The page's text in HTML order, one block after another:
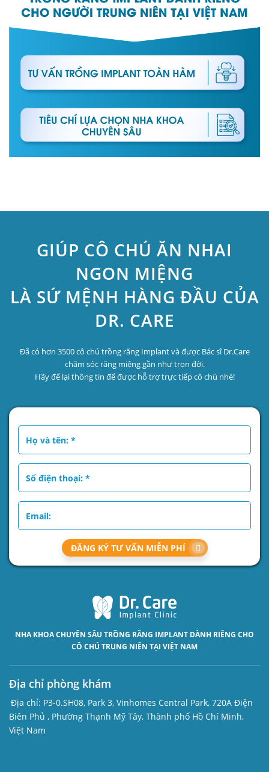
GIÚP CÔ CHÚ ĂN NHAI
NGON MIỆNG
LÀ SỨ MỆNH HÀNG ĐẦU CỦA
DR. CARE
Đã có hơn 3500 cô chú trồng răng Implant và được Bác sĩ Dr.Care
chăm sóc răng miệng gần như trọn đời.
Hãy để lại thông tin để được hỗ trợ trực tiếp cô chú nhé!
ĐĂNG KÝ TƯ VẤN MIỄN PHÍ
NHA KHOA CHUYÊN SÂU TRỒNG RĂNG IMPLANT DÀNH RIÊNG CHO
CÔ CHÚ TRUNG NIÊN TẠI VIỆT NAM
Địa chỉ phòng khám
Địa chỉ: P3-0.SH08, Park 3, Vinhomes Central Park, 720A Điện
Biên Phủ , Phường Thạnh Mỹ Tây, Thành phố Hồ Chí Minh,
Việt Nam